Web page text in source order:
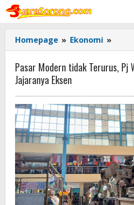
Lewati
konten
Homepage » Ekonomi »
tidak
Pasar Modern tidak Terurus, Pj
Jajaranya Eksen